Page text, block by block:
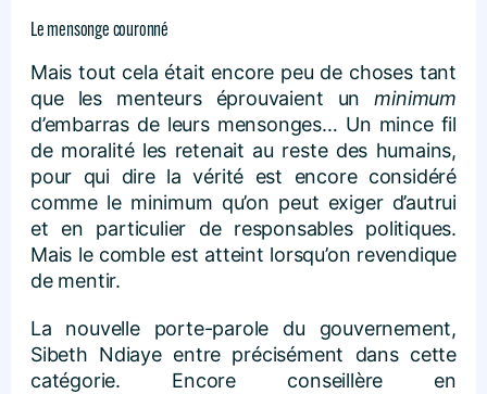
Le mensonge couronné
Mais tout cela était encore peu de choses tant
que les menteurs éprouvaient unminimum
d’embarras de leurs mensonges… Un mince fil
de moralité les retenait au reste des humains,
pour qui dire la vérité est encore considéré
comme le minimum qu’on peut exiger d’autrui
et en particulier de responsables politiques.
Mais le comble est atteint lorsqu’on revendique
de mentir.
La nouvelle porte-parole du gouvernement,
Sibeth Ndiaye entre précisément dans cette
catégorie. Encore conseillère en